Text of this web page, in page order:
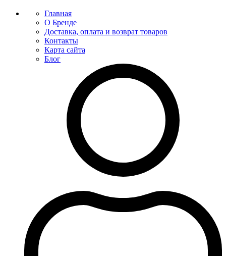
Главная
О Бренде
Доставка, оплата и возврат товаров
Контакты
Карта сайта
Блог